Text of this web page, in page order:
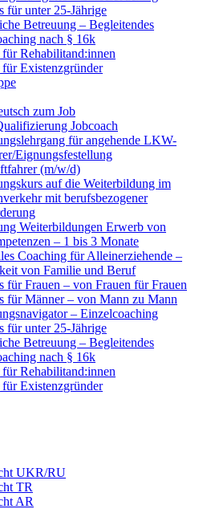
für unter 25-Jährige
Betreuung – Begleitendes
nach § 16k
Rehabilitand:innen
Existenzgründer
zum Job
Jobcoach
für angehende LKW-
Eignungsfestellung
(m/w/d)
auf die Weiterbildung im
mit berufsbezogener
Weiterbildungen Erwerb von
– 1 bis 3 Monate
Coaching für Alleinerziehende –
von Familie und Beruf
für Frauen – von Frauen für Frauen
für Männer – von Mann zu Mann
– Einzelcoaching
für unter 25-Jährige
Betreuung – Begleitendes
nach § 16k
Rehabilitand:innen
Existenzgründer
UKR/RU
TR
AR